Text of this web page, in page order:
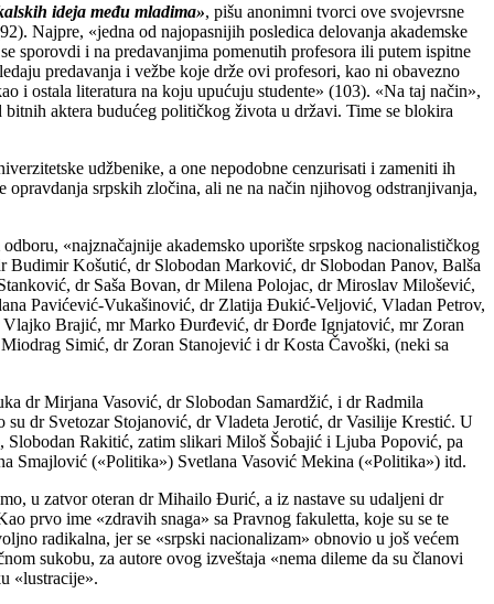
ideja među mladima», pišu anonimni tvorci ove svojevrsne
Najpre, «jedna od najopasnijih posledica delovanja akademske
sporovdi i na predavanjima pomenutih profesora ili putem ispitne
predavanja i vežbe koje drže ovi profesori, kao ni obavezno
i ostala literatura na koju upućuju studente» (103). «Na taj način»,
aktera budućeg političkog života u državi. Time se blokira
udžbenike, a one nepodobne cenzurisati i zameniti ih
srpskih zločina, ali ne na način njihovog odstranjivanja,
«najznačajnije akademsko uporište srpskog nacionalističkog
Košutić, dr Slobodan Marković, dr Slobodan Panov, Balša
dr Saša Bovan, dr Milena Polojac, dr Miroslav Milošević,
Pavićević-Vukašinović, dr Zlatija Đukić-Veljović, Vladan Petrov,
Brajić, mr Marko Đurđević, dr Đorđe Ignjatović, mr Zoran
Simić, dr Zoran Stanojević i dr Kosta Čavoški, (neki sa
dr Mirjana Vasović, dr Slobodan Samardžić, i dr Radmila
dr Svetozar Stojanović, dr Vladeta Jerotić, dr Vasilije Krestić. U
Rakitić, zatim slikari Miloš Šobajić i Ljuba Popović, pa
(«Politika») Svetlana Vasović Mekina («Politika») itd.
u zatvor oteran dr Mihailo Đurić, a iz nastave su udaljeni dr
prvo ime «zdravih snaga» sa Pravnog fakuletta, koje su se te
radikalna, jer se «srpski nacionalizam» obnovio u još većem
sukobu, za autore ovog izveštaja «nema dileme da su članovi
«lustracije».